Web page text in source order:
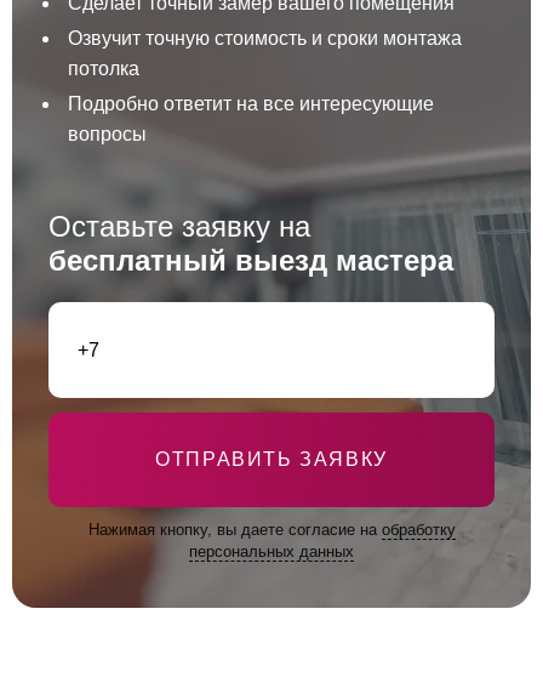
Озвучит точную стоимость и сроки монтажа
потолка
Подробно ответит на все интересующие
вопросы
Оставьте заявку на
бесплатный выезд мастера
ОТПРАВИТЬ ЗАЯВКУ
Нажимая кнопку, вы даете согласие на обработку
персональных данных